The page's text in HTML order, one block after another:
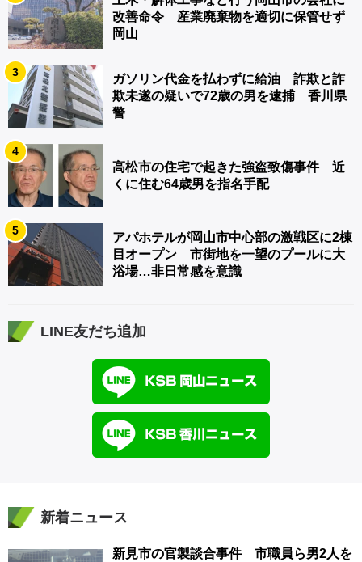
改善命令 産業廃棄物を適切に保管せず
岡山
3
ガソリン代金を払わずに給油 詐欺と詐
欺未遂の疑いで72歳の男を逮捕 香川県
警
4
高松市の住宅で起きた強盗致傷事件 近
くに住む64歳男を指名手配
5
アパホテルが岡山市中心部の激戦区に2棟
目オープン 市街地を一望のプールに大
浴場…非日常感を意識
LINE友だち追加
新着ニュース
新見市の官製談合事件 市職員ら男2人を